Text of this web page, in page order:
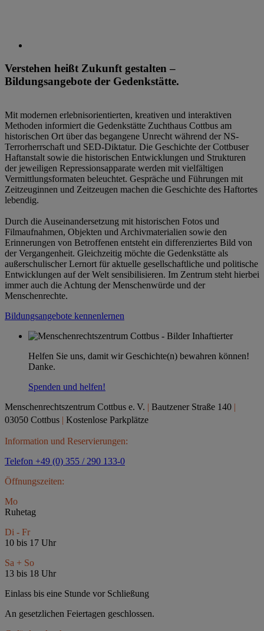
Verstehen heißt Zukunft gestalten –
Bildungsangebote der Gedenkstätte.
Mit modernen erlebnisorientierten, kreativen und interaktiven
Methoden informiert die Gedenkstätte Zuchthaus Cottbus am
historischen Ort über das begangene Unrecht während der NS-
Terrorherrschaft und SED-Diktatur. Die Geschichte der Cottbuser
Haftanstalt sowie die historischen Entwicklungen und Strukturen
der jeweiligen Repressionsapparate werden mit vielfältigen
Vermittlungsformaten beleuchtet. Gespräche und Führungen mit
Zeitzeuginnen und Zeitzeugen machen die Geschichte des Haftortes
lebendig.
Durch die Auseinandersetzung mit historischen Fotos und
Filmaufnahmen, Objekten und Archivmaterialien sowie den
Erinnerungen von Betroffenen entsteht ein differenziertes Bild von
der Vergangenheit. Gleichzeitig möchte die Gedenkstätte als
außerschulischer Lernort für aktuelle gesellschaftliche und politische
Entwicklungen auf der Welt sensibilisieren. Im Zentrum steht hierbei
immer auch die Achtung der Menschenwürde und der
Menschenrechte.
Bildungsangebote kennenlernen
Helfen Sie uns, damit wir Geschichte(n) bewahren können!
Danke.
Spenden und helfen!
Menschenrechtszentrum Cottbus e. V. | Bautzener Straße 140 |
03050 Cottbus | Kostenlose Parkplätze
Information und Reservierungen:
Telefon +49 (0) 355 / 290 133-0
Öffnungszeiten:
Mo
Ruhetag
Di - Fr
10 bis 17 Uhr
Sa + So
13 bis 18 Uhr
Einlass bis eine Stunde vor Schließung
An gesetzlichen Feiertagen geschlossen.